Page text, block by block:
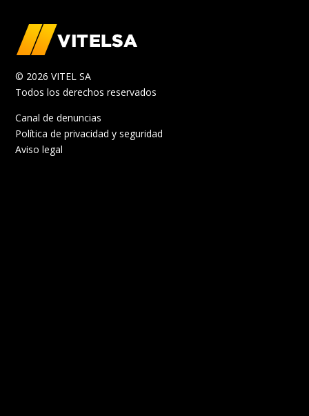
© 2026 VITEL SA
Todos los derechos reservados
Canal de denuncias
Política de privacidad y seguridad
Aviso legal